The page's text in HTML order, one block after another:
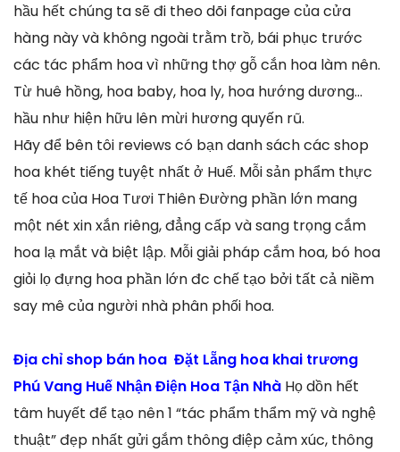
hầu hết chúng ta sẽ đi theo dõi fanpage của cửa
hàng này và không ngoài trằm trồ, bái phục trước
các tác phẩm hoa vì những thợ gỗ cắn hoa làm nên.
Từ huê hồng, hoa baby, hoa ly, hoa hướng dương…
hầu như hiện hữu lên mừi hương quyến rũ.
Hãy để bên tôi reviews có bạn danh sách các shop
hoa khét tiếng tuyệt nhất ở Huế. Mỗi sản phẩm thực
tế hoa của Hoa Tươi Thiên Đường phần lớn mang
một nét xin xắn riêng, đẳng cấp và sang trọng cắm
hoa lạ mắt và biệt lập. Mỗi giải pháp cắm hoa, bó hoa
giỏi lọ đựng hoa phần lớn đc chế tạo bởi tất cả niềm
say mê của người nhà phân phối hoa.
Địa chỉ shop bán hoa Đặt Lẵng hoa khai trương
Phú Vang Huế Nhận Điện Hoa Tận Nhà Họ dồn hết
tâm huyết để tạo nên 1 “tác phẩm thẩm mỹ và nghệ
thuật” đẹp nhất gửi gắm thông điệp cảm xúc, thông